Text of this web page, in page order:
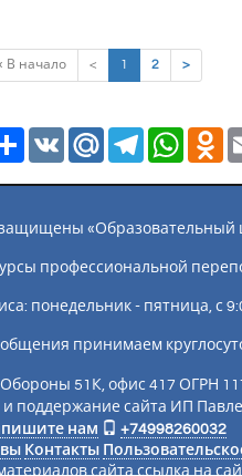
‹ В начало < 1 (current)
2 >
РесурсVK Mail.Ru Telegram
защищены «Образовательный
профессиональной
понедельник - пятница, с
принимаем
51К, офис 417 ОГРН
и поддержание сайта ИП
нам
+74998260032
Контакты
сайта ссылка на